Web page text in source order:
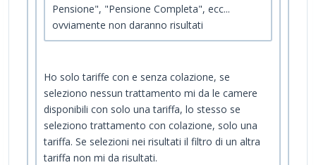
Pensione", "Pensione Completa", ecc...
ovviamente non daranno risultati
Ho solo tariffe con e senza colazione, se
seleziono nessun trattamento mi da le camere
disponibili con solo una tariffa, lo stesso se
seleziono trattamento con colazione, solo una
tariffa. Se selezioni nei risultati il filtro di un altra
tariffa non mi da risultati.